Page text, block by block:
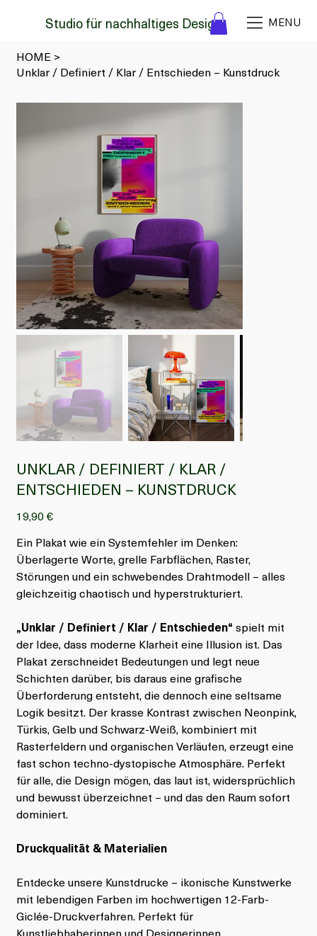
Studio für nachhaltiges Design MENU
HOME >
Unklar / Definiert / Klar / Entschieden – Kunstdruck
UNKLAR / DEFINIERT / KLAR /
ENTSCHIEDEN – KUNSTDRUCK
19,90 €
Ein Plakat wie ein Systemfehler im Denken:
Überlagerte Worte, grelle Farbflächen, Raster,
Störungen und ein schwebendes Drahtmodell – alles
gleichzeitig chaotisch und hyperstrukturiert.
„Unklar / Definiert / Klar / Entschieden“ spielt mit
der Idee, dass moderne Klarheit eine Illusion ist. Das
Plakat zerschneidet Bedeutungen und legt neue
Schichten darüber, bis daraus eine grafische
Überforderung entsteht, die dennoch eine seltsame
Logik besitzt. Der krasse Kontrast zwischen Neonpink,
Türkis, Gelb und Schwarz-Weiß, kombiniert mit
Rasterfeldern und organischen Verläufen, erzeugt eine
fast schon techno-dystopische Atmosphäre. Perfekt
für alle, die Design mögen, das laut ist, widersprüchlich
und bewusst überzeichnet – und das den Raum sofort
dominiert.
Druckqualität & Materialien
Entdecke unsere Kunstdrucke – ikonische Kunstwerke
mit lebendigen Farben im hochwertigen 12-Farb-
Giclée-Druckverfahren. Perfekt für
Kunstliebhaberinnen und Designerinnen